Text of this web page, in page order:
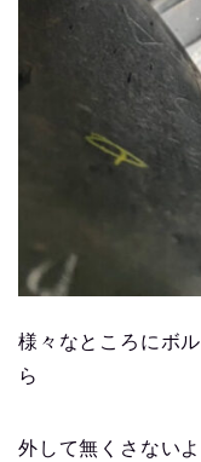
様々なところにボ
ら
外して無くさない